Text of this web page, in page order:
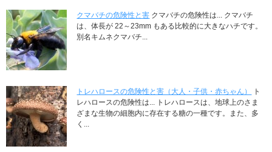
クマバチの危険性と害 クマバチの危険性は... クマバチ
は、体長が 22～23mm もある比較的に大きなハチです。
別名キムネクマバチ...
トレハロースの危険性と害（大人・子供・赤ちゃん）
ト
レハロースの危険性は... トレハロースは、地球上のさま
ざまな生物の細胞内に存在する糖の一種です。また、多
く...